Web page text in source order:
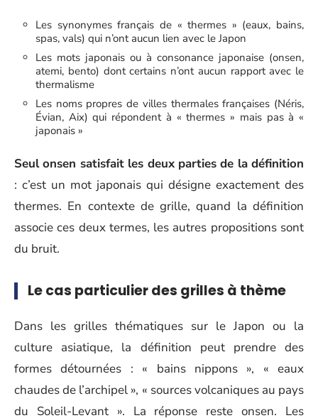
Les synonymes français de « thermes » (eaux, bains,
spas, vals) qui n’ont aucun lien avec le Japon
Les mots japonais ou à consonance japonaise (onsen,
atemi, bento) dont certains n’ont aucun rapport avec le
thermalisme
Les noms propres de villes thermales françaises (Néris,
Évian, Aix) qui répondent à « thermes » mais pas à «
japonais »
Seul onsen satisfait les deux parties de la définition
: c’est un mot japonais qui désigne exactement des
thermes. En contexte de grille, quand la définition
associe ces deux termes, les autres propositions sont
du bruit.
Le cas particulier des grilles à thème
Dans les grilles thématiques sur le Japon ou la
culture asiatique, la définition peut prendre des
formes détournées : « bains nippons », « eaux
chaudes de l’archipel », « sources volcaniques au pays
du Soleil-Levant ». La réponse reste onsen. Les